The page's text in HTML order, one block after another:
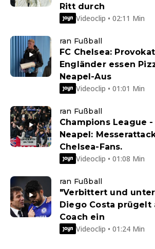
Ritt durch
Videoclip • 02:11 Min
ran Fußball
FC Chelsea:
Engländer essen
Neapel-Aus
Videoclip • 01:01 Min
ran Fußball
Champions League
Neapel:
Chelsea-Fans.
Videoclip • 01:08 Min
ran Fußball
"Verbittert und
Diego Costa prügelt
Coach ein
Videoclip • 01:24 Min